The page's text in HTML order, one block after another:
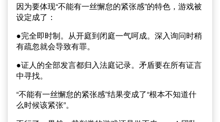
因为要体现“不能有一丝懈怠的紧张感”的特色，游戏被
设定成了：
●完全即时制。从开庭到闭庭一气呵成。深入询问时稍
有疏忽就会导致有罪。
●证人的全部发言都归入法庭记录。矛盾要在所有证言
中寻找。
“不能有一丝懈怠的紧张感”结果变成了“根本不知道什
么时候该紧张”。